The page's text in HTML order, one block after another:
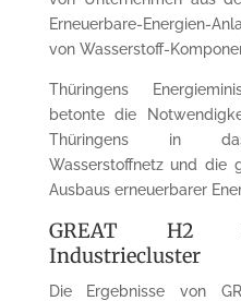
Erneuerbare-Energien-
von Wasserstoff-
Thüringens
betonte die
Thüringens in das
Wasserstoffnetz und die
Ausbaus erneuerbarer
GREAT H2
Industriecluster
Die Ergebnisse von